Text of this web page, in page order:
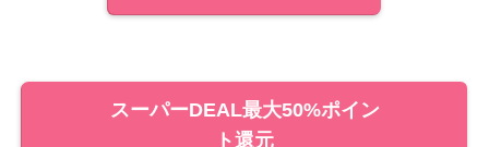
スーパーDEAL最大50%ポイン
ト還元